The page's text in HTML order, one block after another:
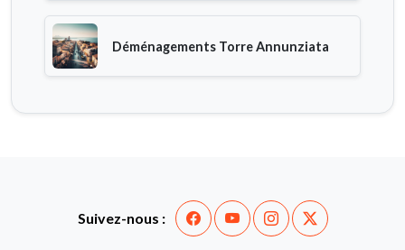
Déménagements Torre Annunziata
Suivez-nous :